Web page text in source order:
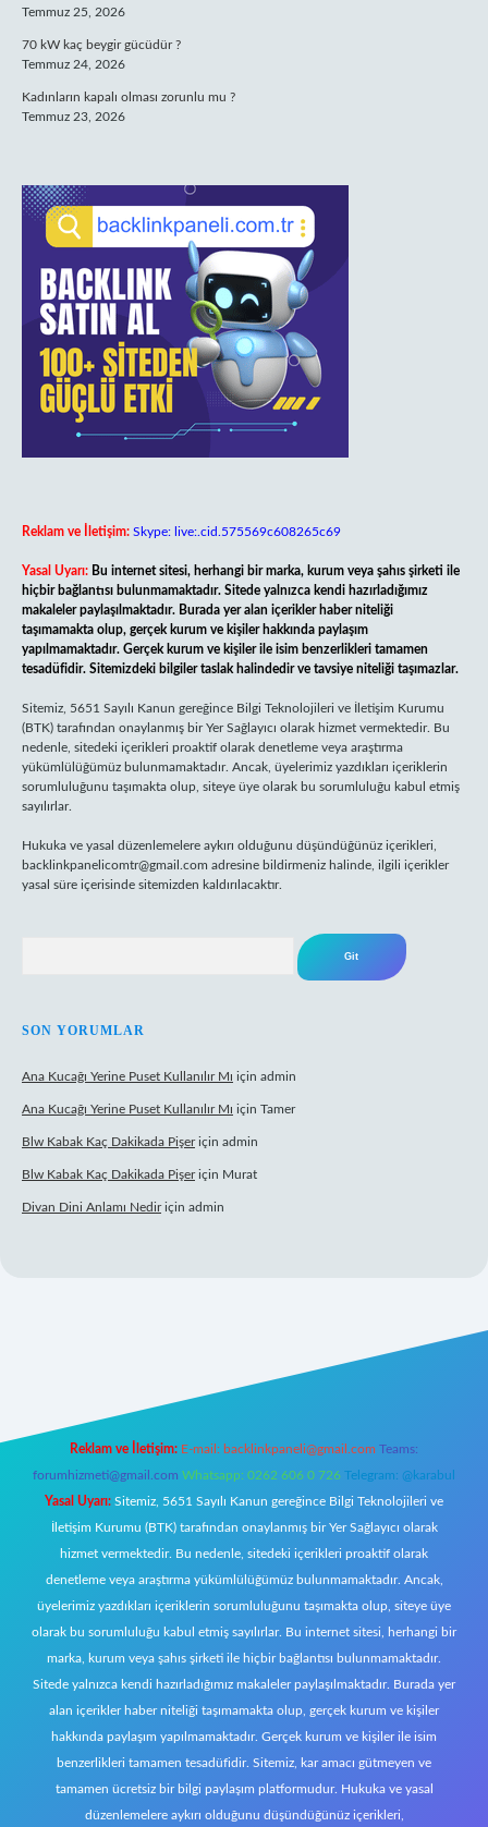
Temmuz 25, 2026
70 kW kaç beygir gücüdür ?
Temmuz 24, 2026
Kadınların kapalı olması zorunlu mu ?
Temmuz 23, 2026
Reklam ve İletişim: Skype: live:.cid.575569c608265c69
Yasal Uyarı: Bu internet sitesi, herhangi bir marka, kurum veya şahıs şirketi ile
hiçbir bağlantısı bulunmamaktadır. Sitede yalnızca kendi hazırladığımız
makaleler paylaşılmaktadır. Burada yer alan içerikler haber niteliği
taşımamakta olup, gerçek kurum ve kişiler hakkında paylaşım
yapılmamaktadır. Gerçek kurum ve kişiler ile isim benzerlikleri tamamen
tesadüfidir. Sitemizdeki bilgiler taslak halindedir ve tavsiye niteliği taşımazlar.
Sitemiz, 5651 Sayılı Kanun gereğince Bilgi Teknolojileri ve İletişim Kurumu
(BTK) tarafından onaylanmış bir Yer Sağlayıcı olarak hizmet vermektedir. Bu
nedenle, sitedeki içerikleri proaktif olarak denetleme veya araştırma
yükümlülüğümüz bulunmamaktadır. Ancak, üyelerimiz yazdıkları içeriklerin
sorumluluğunu taşımakta olup, siteye üye olarak bu sorumluluğu kabul etmiş
sayılırlar.
Hukuka ve yasal düzenlemelere aykırı olduğunu düşündüğünüz içerikleri,
backlinkpanelicomtr@gmail.com adresine bildirmeniz halinde, ilgili içerikler
yasal süre içerisinde sitemizden kaldırılacaktır.
SON YORUMLAR
Ana Kucağı Yerine Puset Kullanılır Mı için admin
Ana Kucağı Yerine Puset Kullanılır Mı için Tamer
Blw Kabak Kaç Dakikada Pişeriçin admin
Blw Kabak Kaç Dakikada Pişeriçin Murat
Divan Dini Anlamı Nediriçin admin
Reklam ve İletişim: E-mail: backlinkpaneli@gmail.com Teams:
forumhizmeti@gmail.com Whatsapp: 0262 606 0 726 Telegram: @karabul
Yasal Uyarı: Sitemiz, 5651 Sayılı Kanun gereğince Bilgi Teknolojileri ve
İletişim Kurumu (BTK) tarafından onaylanmış bir Yer Sağlayıcı olarak
hizmet vermektedir. Bu nedenle, sitedeki içerikleri proaktif olarak
denetleme veya araştırma yükümlülüğümüz bulunmamaktadır. Ancak,
üyelerimiz yazdıkları içeriklerin sorumluluğunu taşımakta olup, siteye üye
olarak bu sorumluluğu kabul etmiş sayılırlar. Bu internet sitesi, herhangi bir
marka, kurum veya şahıs şirketi ile hiçbir bağlantısı bulunmamaktadır.
Sitede yalnızca kendi hazırladığımız makaleler paylaşılmaktadır. Burada yer
alan içerikler haber niteliği taşımamakta olup, gerçek kurum ve kişiler
hakkında paylaşım yapılmamaktadır. Gerçek kurum ve kişiler ile isim
benzerlikleri tamamen tesadüfidir. Sitemiz, kar amacı gütmeyen ve
tamamen ücretsiz bir bilgi paylaşım platformudur. Hukuka ve yasal
düzenlemelere aykırı olduğunu düşündüğünüz içerikleri,